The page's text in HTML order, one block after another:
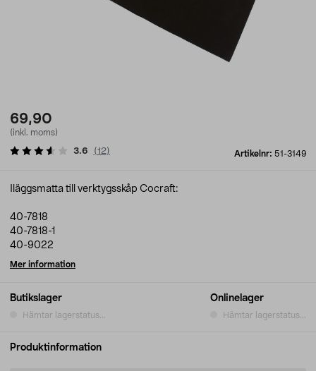
69,90
(inkl. moms)
Artikelnr: 51-3149
3.6 (12)
Butikslager
Hämtar lagerstatus...
Onlinelager
Hämtar lagerstatus...
Iläggsmatta till verktygsskåp Cocraft:
40-7818
40-7818-1
40-9022
Mer information
Produktinformation